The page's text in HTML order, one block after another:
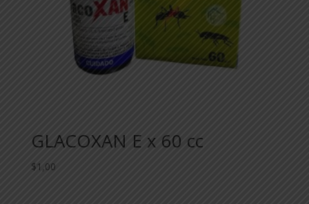
GLACOXAN E x 60 cc
$1,00